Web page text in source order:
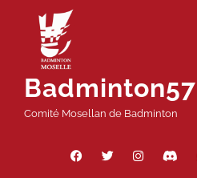
contenu
Badminton57
Comité Mosellan de Badminton
Facebook
Twitter